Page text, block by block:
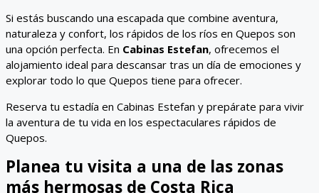
Si estás buscando una escapada que combine aventura,
naturaleza y confort, los rápidos de los ríos en Quepos son
una opción perfecta. En Cabinas Estefan, ofrecemos el
alojamiento ideal para descansar tras un día de emociones y
explorar todo lo que Quepos tiene para ofrecer.
Reserva tu estadía en Cabinas Estefan y prepárate para vivir
la aventura de tu vida en los espectaculares rápidos de
Quepos.
Planea tu visita a una de las zonas
más hermosas de Costa Rica